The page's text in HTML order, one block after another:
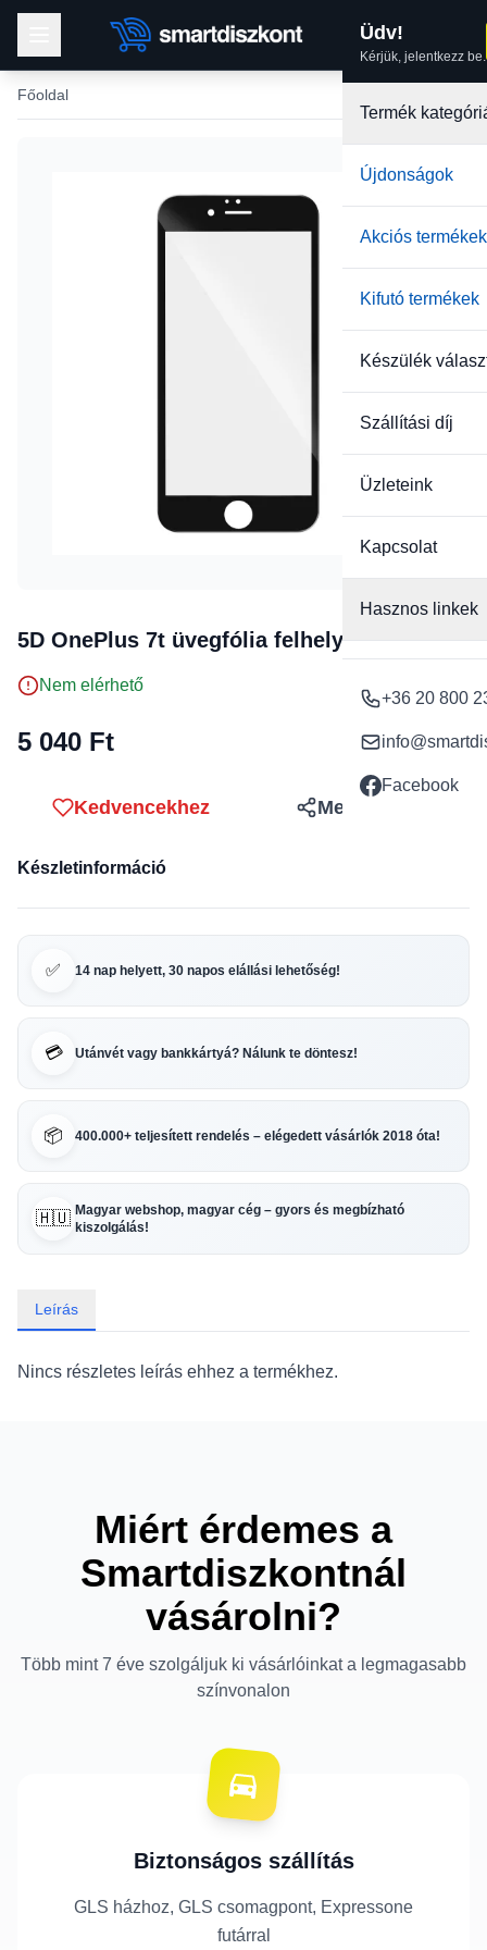
Üdv!
Kérjük, jelentkezz be.
Termék
Újdonságok
Akciós termékek
Kifutó termékek
Készülék
Szállítási díj
Üzleteink
Kapcsolat
Hasznos linkek
+36 20 800
Facebook
Főoldal
5D OnePlus 7t üvegfólia felhelyezéssel
Nem elérhető
5 040 Ft
Kedvencekhez Megosztás
Készletinformáció
✅ 14 nap helyett, 30 napos elállási lehetőség!
💳 Utánvét vagy bankkártyá? Nálunk te döntesz!
📦 400.000+ teljesített rendelés – elégedett vásárlók 2018 óta!
🇭🇺 Magyar webshop, magyar cég – gyors és megbízható
kiszolgálás!
Leírás
Nincs részletes leírás ehhez a termékhez.
Miért érdemes a
Smartdiszkontnál
vásárolni?
Több mint 7 éve szolgáljuk ki vásárlóinkat a legmagasabb
színvonalon
Biztonságos szállítás
GLS házhoz, GLS csomagpont, Expressone
futárral